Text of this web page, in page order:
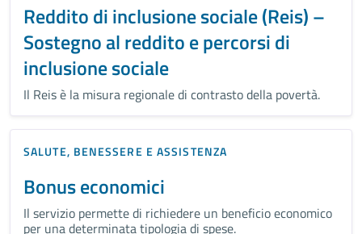
Reddito di inclusione sociale (Reis) –
Sostegno al reddito e percorsi di
inclusione sociale
Il Reis è la misura regionale di contrasto della povertà.
SALUTE, BENESSERE E ASSISTENZA
Bonus economici
Il servizio permette di richiedere un beneficio economico
per una determinata tipologia di spese.